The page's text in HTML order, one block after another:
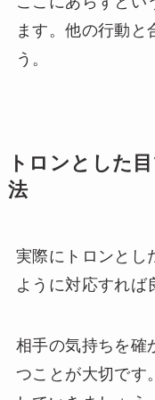
ます。他の行動と
う。
トロンとした
法
実際にトロンとし
ように対応すれば
相手の気持ちを確
つことが大切です